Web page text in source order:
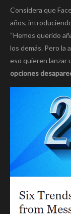
Considera que
años,
“Hemos querido
los demás. Pero la
eso quieren lanzar
opciones